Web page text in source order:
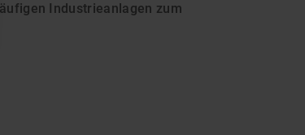
Industrieanlagen zum